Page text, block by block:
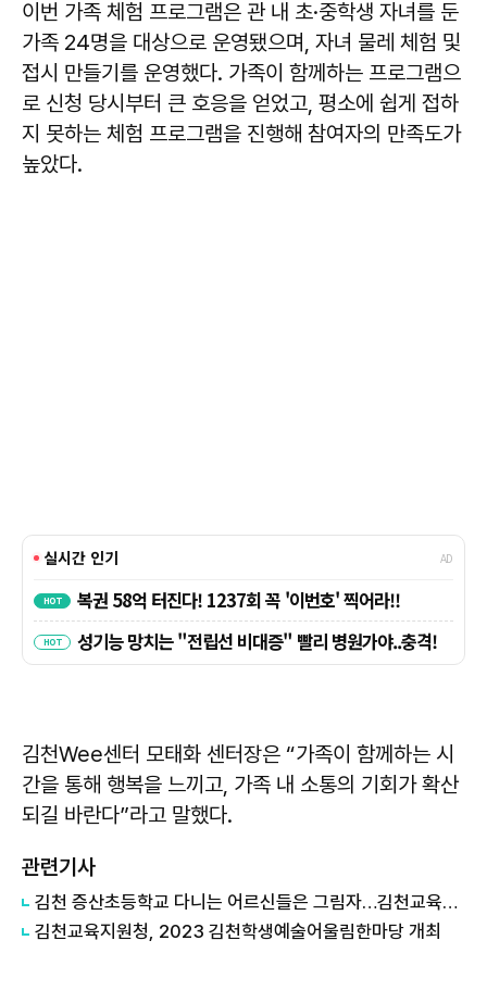
이번 가족 체험 프로그램은 관 내 초·중학생 자녀를 둔
가족 24명을 대상으로 운영됐으며, 자녀 물레 체험 및
접시 만들기를 운영했다. 가족이 함께하는 프로그램으
로 신청 당시부터 큰 호응을 얻었고, 평소에 쉽게 접하
지 못하는 체험 프로그램을 진행해 참여자의 만족도가
높았다.
김천Wee센터 모태화 센터장은 “가족이 함께하는 시
간을 통해 행복을 느끼고, 가족 내 소통의 기회가 확산
되길 바란다”라고 말했다.
관련기사
김천 증산초등학교 다니는 어르신들은 그림자…김천교육지원청 분교장 격하 기준 정 할때 제외시켜 논란
김천교육지원청, 2023 김천학생예술어울림한마당 개최